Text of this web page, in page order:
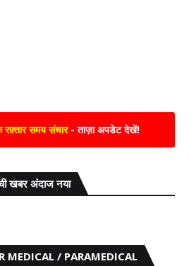
समय संचार- ताज़ा अपडेट देखें!
खबर अंदाज नया
MEDICAL / PARAMEDICAL